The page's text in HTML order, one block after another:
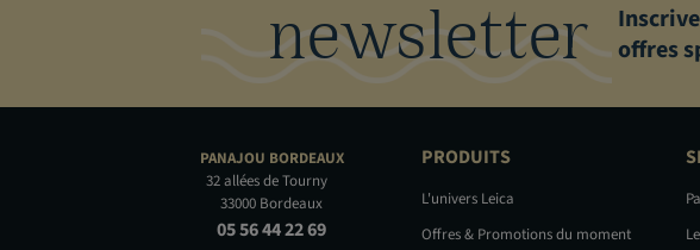
newsletter
offres
PANAJOU BORDEAUX
32 allées de Tourny
33000 Bordeaux
05 56 44 22 69
PRODUITS
L'univers Leica
Offres & Promotions du moment